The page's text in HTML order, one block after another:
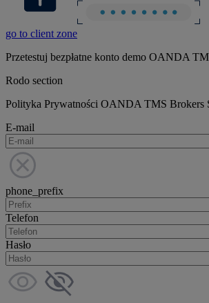
go to client zone
Przetestuj bezpłatne konto demo OANDA
Rodo section
Polityka Prywatności OANDA TMS Brokers
E-mail
phone_prefix
Telefon
Hasło